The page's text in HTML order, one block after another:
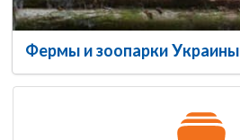
Фермы и зоопарки Украины